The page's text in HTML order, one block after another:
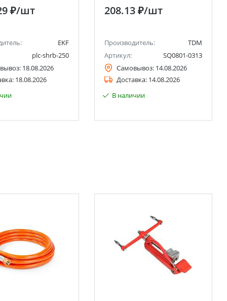
₽/шт
EKF
plc-shrb-250
18.08.2026
18.08.2026
208.13 ₽/шт
Производитель:
TDM
Артикул:
SQ0801-0313
Самовывоз: 14.08.2026
Доставка: 14.08.2026
В наличии